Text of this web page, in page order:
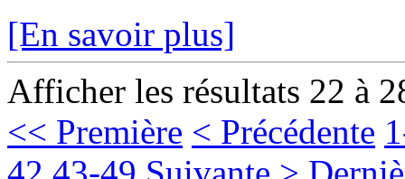
[En savoir plus]
Afficher les résultats 22 à
<< Première < Précédente